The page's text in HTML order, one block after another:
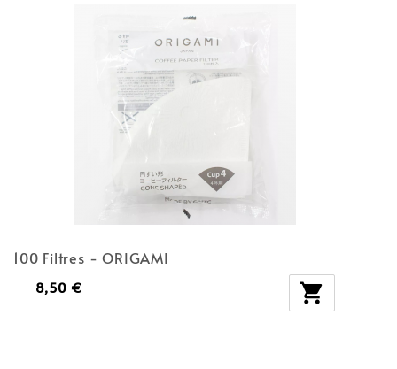
100 Filtres - ORIGAMI
8,50 € 